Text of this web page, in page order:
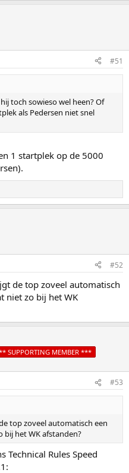
#51
toch sowieso wel heen? Of
als Pedersen niet snel
1 startplek op de 5000
#52
de top zoveel automatisch
niet zo bij het WK
SUPPORTING MEMBER ***
#53
top zoveel automatisch een
bij het WK afstanden?
Technical Rules Speed